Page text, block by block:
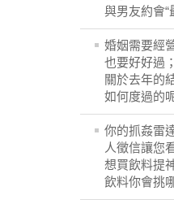
與男友約會“
婚姻需要經
也要好好過
關於去年的
如何度過的
你的抓姦雷
人徵信讓您
想買飲料提
飲料你會挑